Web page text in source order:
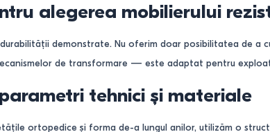
alegerea mobilierului
demonstrate. Nu oferim doar posibilitatea de a
de transformare — este adaptat pentru
tehnici și materiale
ortopedice și forma de-a lungul anilor, utilizăm o